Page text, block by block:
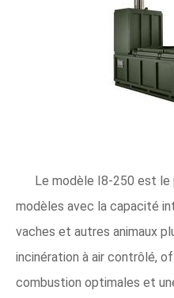
Le modèle I8-250 est le
modèles avec la capacité
vaches et autres animaux
incinération à air contrôlé,
combustion optimales et